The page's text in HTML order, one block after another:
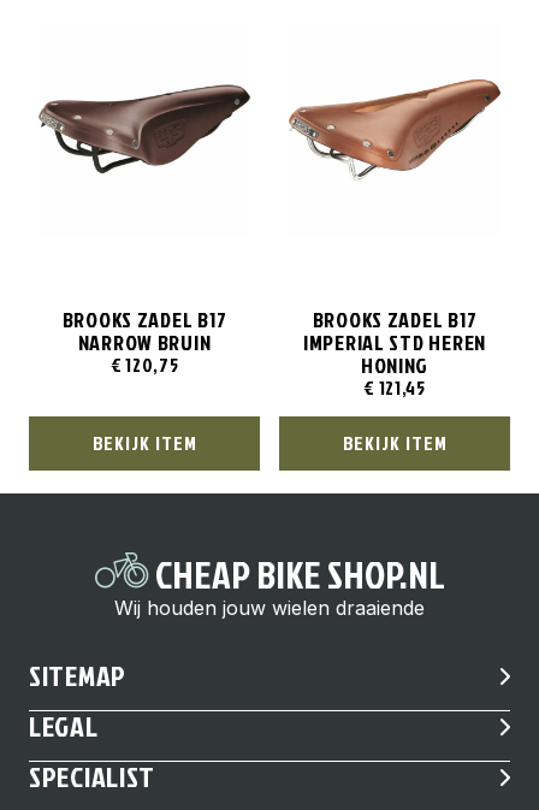
BROOKS ZADEL B17
NARROW BRUIN
€120,75
BEKIJK ITEM
BROOKS ZADEL B17
IMPERIAL STD HEREN
HONING
€ 121,45
BEKIJK ITEM
CHEAP BIKE SHOP.NL
Wij houden jouw wielen draaiende
SITEMAP
LEGAL
SPECIALIST